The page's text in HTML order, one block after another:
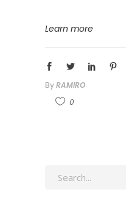
Learn more
ByRAMIRO
0